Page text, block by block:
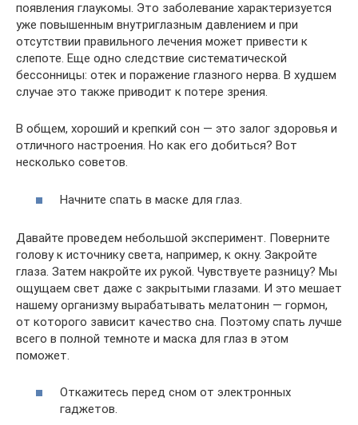
появления глаукомы. Это заболевание характеризуется
уже повышенным внутриглазным давлением и при
отсутствии правильного лечения может привести к
слепоте. Еще одно следствие систематической
бессонницы: отек и поражение глазного нерва. В худшем
случае это также приводит к потере зрения.
В общем, хороший и крепкий сон — это залог здоровья и
отличного настроения. Но как его добиться? Вот
несколько советов.
Начните спать в маске для глаз.
Давайте проведем небольшой эксперимент. Поверните
голову к источнику света, например, к окну. Закройте
глаза. Затем накройте их рукой. Чувствуете разницу? Мы
ощущаем свет даже с закрытыми глазами. И это мешает
нашему организму вырабатывать мелатонин — гормон,
от которого зависит качество сна. Поэтому спать лучше
всего в полной темноте и маска для глаз в этом
поможет.
Откажитесь перед сном от электронных
гаджетов.